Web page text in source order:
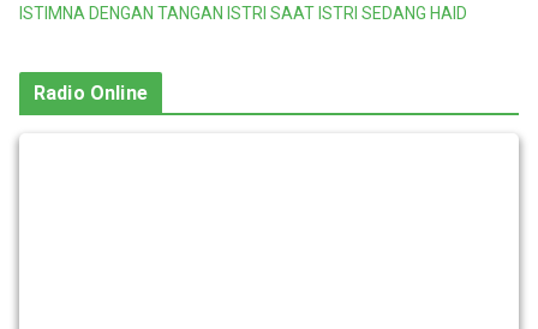
ISTIMNA DENGAN TANGAN ISTRI SAAT ISTRI SEDANG HAID
Radio Online